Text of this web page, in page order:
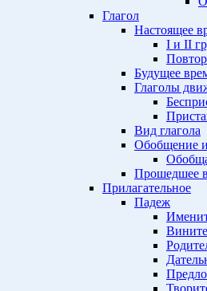
Глагол
Настоящее
I и II
Будущее
Глаголы
Вид глагола
Обобщение
Прошедшее
Прилагательное
Падеж